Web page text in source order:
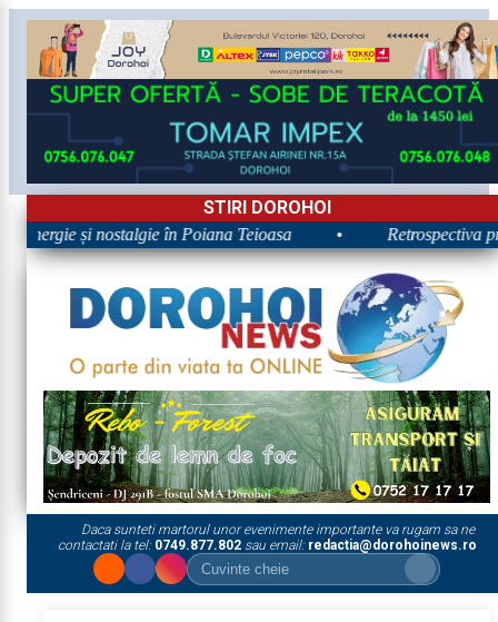
STIRI DOROHOI
și nostalgie în Poiana Teioasa Retrospectiva
Daca sunteti martorul unor evenimente importante va rugam sa ne
contactati la tel: 0749.877.802sau email: redactia@dorohoinews.ro